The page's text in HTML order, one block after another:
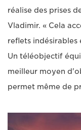
réalise des prises
Vladimir. « Cela
reflets
Un téléobjectif
meilleur moyen
permet même de